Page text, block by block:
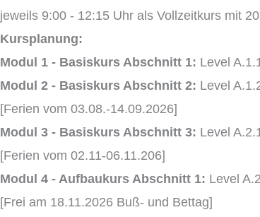
jeweils 9:00 - 12:15 Uhr als Vollzeitkurs mit
Kursplanung:
Modul 1 - Basiskurs Abschnitt 1: Level
Modul 2 - Basiskurs Abschnitt 2: Level
[Ferien vom 03.08.-14.09.2026]
Modul 3 - Basiskurs Abschnitt 3: Level
[Ferien vom 02.11-06.11.206]
Modul 4 - Aufbaukurs Abschnitt 1: Level
[Frei am 18.11.2026 Buß- und Bettag]